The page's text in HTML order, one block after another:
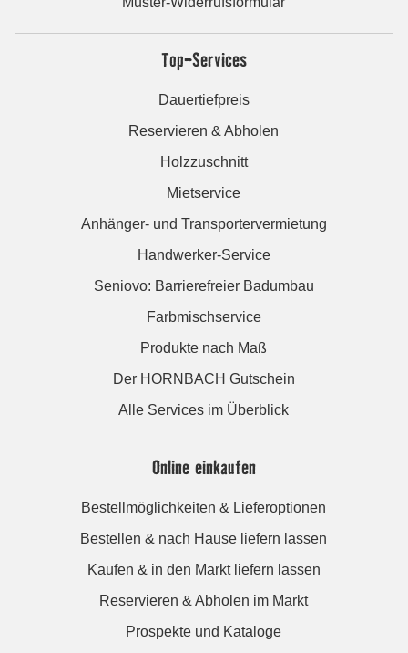
Top-Services
Dauertiefpreis
Reservieren & Abholen
Holzzuschnitt
Mietservice
Anhänger- und Transportervermietung
Handwerker-Service
Seniovo: Barrierefreier Badumbau
Farbmischservice
Produkte nach Maß
Der HORNBACH Gutschein
Alle Services im Überblick
Online einkaufen
Bestellmöglichkeiten & Lieferoptionen
Bestellen & nach Hause liefern lassen
Kaufen & in den Markt liefern lassen
Reservieren & Abholen im Markt
Prospekte und Kataloge